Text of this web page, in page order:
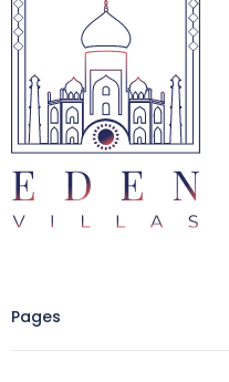
Pages